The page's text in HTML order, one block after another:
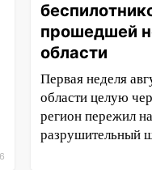
прошедшей
области
Первая неделя
области целую
регион пережил
разрушительный